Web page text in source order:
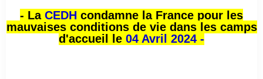
- La CEDH condamne la France pour les
mauvaises conditions de vie dans les camps
d'accueil le 04 Avril 2024 -